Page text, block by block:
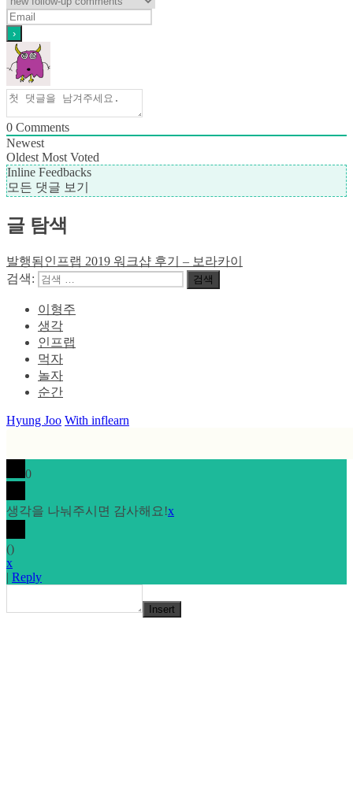
0 Comments
Newest
Oldest Most Voted
Inline Feedbacks
모든 댓글 보기
글 탐색
발행됨인프랩 2019 워크샵 후기 – 보라카이
검색:
검색
이형주
생각
인프랩
먹자
놀자
순간
Hyung Joo With inflearn
0
생각을 나눠주시면 감사해요!x
()
x
| Reply
Insert